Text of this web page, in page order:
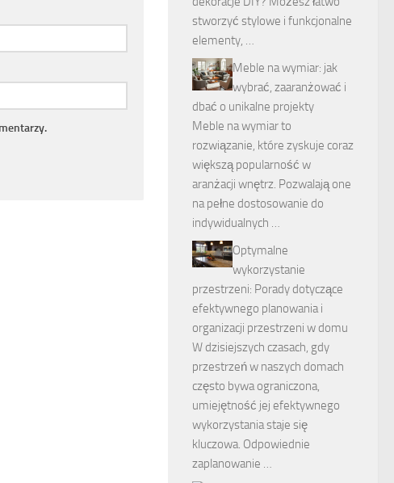
stworzyć stylowe i funkcjonalne
elementy, …
Meble na wymiar: jak
wybrać, zaaranżować i
dbać o unikalne projekty
Meble na wymiar to
rozwiązanie, które zyskuje coraz
większą popularność w
aranżacji wnętrz. Pozwalają one
na pełne dostosowanie do
indywidualnych …
Optymalne
wykorzystanie
przestrzeni: Porady dotyczące
efektywnego planowania i
organizacji przestrzeni w domu
W dzisiejszych czasach, gdy
przestrzeń w naszych domach
często bywa ograniczona,
umiejętność jej efektywnego
wykorzystania staje się
kluczowa. Odpowiednie
zaplanowanie …